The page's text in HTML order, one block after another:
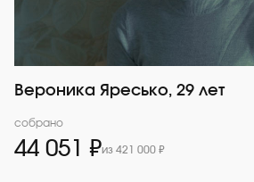
Вероника Яресько, 29 лет
собрано
44 051 ₽из 421 000 ₽